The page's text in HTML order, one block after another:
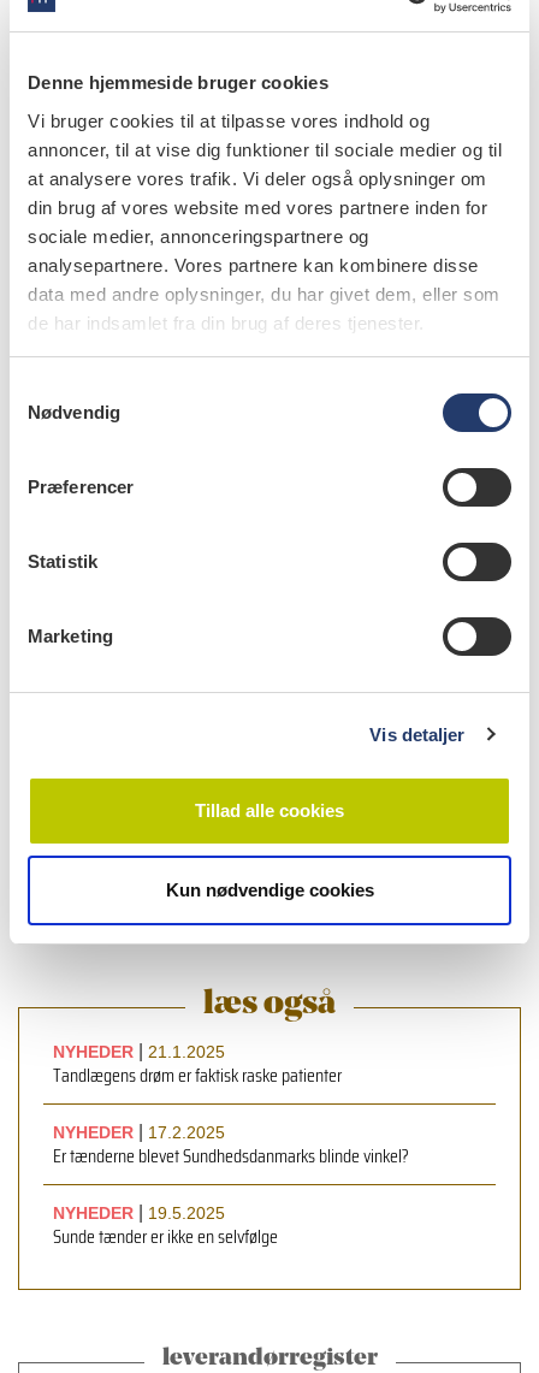
Denne hjemmeside bruger cookies
Vi bruger cookies til at tilpasse vores indhold og
annoncer, til at vise dig funktioner til sociale medier og til
at analysere vores trafik. Vi deler også oplysninger om
din brug af vores website med vores partnere inden for
sociale medier, annonceringspartnere og
analysepartnere. Vores partnere kan kombinere disse
data med andre oplysninger, du har givet dem, eller som
de har indsamlet fra din brug af deres tjenester.
Nødvendig
Præferencer
Statistik
Marketing
Vis detaljer
Tillad alle cookies
Kun nødvendige cookies
kommunerne vil. Formlen er ret simpel: Optaget på de
specialtandlægeuddannelser i København og Aarhus skal
øges. Klinikkapaciteten i kommunerne skal udbygges, så
det matcher behovet med 300.000 ekstra patienter. Og
endelig skal kommunerne have penge, så de i højere grad
kan betale privat praksis for at hjælpe med at nedbringe
ventelisterne.
De konstruktive råd er hermed givet videre.
læs bladet
læs også
NYHEDER 21.1.2025
Tandlægens drøm er faktisk raske patienter
NYHEDER 17.2.2025
Er tænderne blevet Sundhedsdanmarks blinde vinkel?
NYHEDER 19.5.2025
Sunde tænder er ikke en selvfølge
leverandørregister